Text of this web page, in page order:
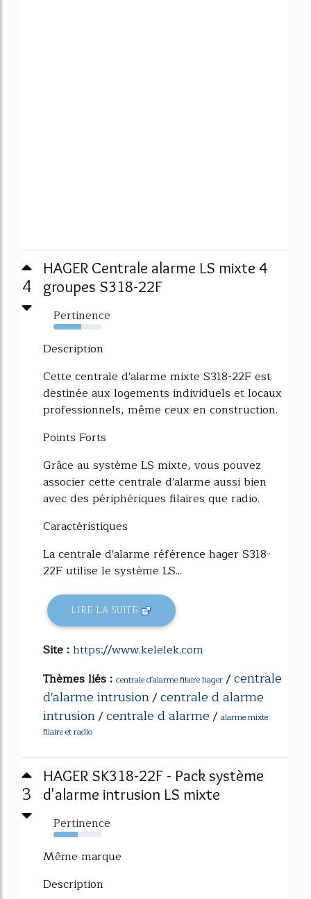
4
HAGER Centrale alarme LS mixte 4
groupes S318-22F
Pertinence
57%
Description
Cette centrale d'alarme mixte S318-22F est
destinée aux logements individuels et locaux
professionnels, même ceux en construction.
Points Forts
Grâce au système LS mixte, vous pouvez
associer cette centrale d'alarme aussi bien
avec des périphériques filaires que radio.
Caractéristiques
La centrale d'alarme référence hager S318-
22F utilise le système LS...
LIRE LA SUITE
Site :https://www.kelelek.com
Thèmes liés : centrale d'alarme filaire hager /centrale
d'alarme intrusion/centrale d alarme
intrusion/centrale d alarme/ alarme mixte
filaire et radio
3
HAGER SK318-22F - Pack système
d'alarme intrusion LS mixte
Pertinence
50%
Même marque
Description